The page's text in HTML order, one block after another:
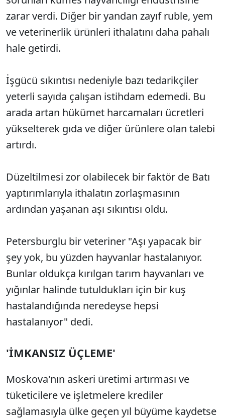
zarar verdi. Diğer bir yandan zayıf ruble, yem
ve veterinerlik ürünleri ithalatını daha pahalı
hale getirdi.
İşgücü sıkıntısı nedeniyle bazı tedarikçiler
yeterli sayıda çalışan istihdam edemedi. Bu
arada artan hükümet harcamaları ücretleri
yükselterek gıda ve diğer ürünlere olan talebi
artırdı.
Düzeltilmesi zor olabilecek bir faktör de Batı
yaptırımlarıyla ithalatın zorlaşmasının
ardından yaşanan aşı sıkıntısı oldu.
Petersburglu bir veteriner "Aşı yapacak bir
şey yok, bu yüzden hayvanlar hastalanıyor.
Bunlar oldukça kırılgan tarım hayvanları ve
yığınlar halinde tutuldukları için bir kuş
hastalandığında neredeyse hepsi
hastalanıyor" dedi.
'İMKANSIZ ÜÇLEME'
Moskova'nın askeri üretimi artırması ve
tüketicilere ve işletmelere krediler
sağlamasıyla ülke geçen yıl büyüme kaydetse